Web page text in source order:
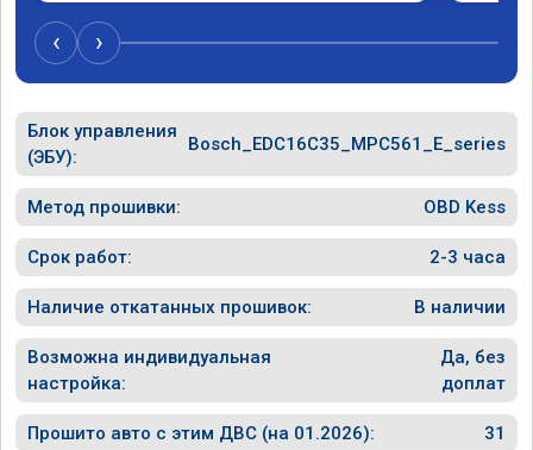
‹ ›
Блок управления
(ЭБУ):
Bosch_EDC16C35_MPC561_E_series
Метод прошивки: OBD Kess
Срок работ: 2-3 часа
Наличие откатанных прошивок: В наличии
Возможна индивидуальная
настройка:
Да, без
доплат
Прошито авто с этим ДВС (на 01.2026): 31